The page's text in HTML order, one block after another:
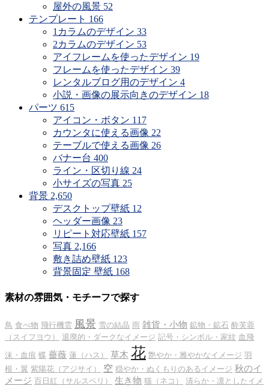
屋外の風景 52
テンプレート 166
1カラムのデザイン 33
2カラムのデザイン 53
アイフレームを使ったデザイン 19
フレームを使ったデザイン 39
レンタルブログ用のデザイン 4
小説・画像の展示向きのデザイン 18
パーツ 615
アイコン・ボタン 117
カウンタに使える画像 22
テーブルで使える画像 26
バナー台 400
ライン・区切り線 24
小サイズの写真 25
背景 2,650
デスクトップ壁紙 12
ヘッダー画像 23
リピート対応壁紙 157
写真 2,166
敷き詰め壁紙 123
背景固定 壁紙 168
素材の雰囲気・モチーフで探す
鳥 食べ物 飛行機雲 風景 雪の結晶 雨 雑貨・小物 鉱物・鉱石 酔芙蓉
（スイフヨウ）
退廃的・ダークなイメージ 記号・シンボル・家紋 血飛
沫・血痕 蝶 薔薇 蓮（ハス） 草木 花 艶やか・雅やかなイメージ 羽
根・翼 紫陽花（アジサイ） 空 穏やか・ぬくもりのあるイメージ 秋のイ
メージ 百日紅（サルスベリ） 生き物 猫（ネコ）
清らか・凛としたイメ